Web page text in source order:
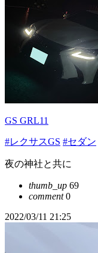
GS GRL11
#レクサスGS #セダン
夜の神社と共に
thumb_up 69
comment0
2022/03/11 21:25